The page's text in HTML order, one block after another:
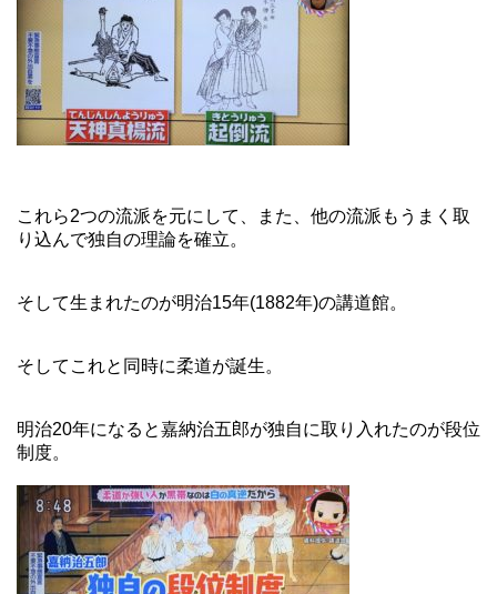
これら2つの流派を元にして、また、他の流派もうまく取
り込んで独自の理論を確立。
そして生まれたのが明治15年(1882年)の講道館。
そしてこれと同時に柔道が誕生。
明治20年になると嘉納治五郎が独自に取り入れたのが段位
制度。